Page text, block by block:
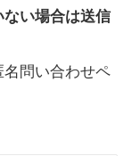
い場合は送信
問い合わせペ